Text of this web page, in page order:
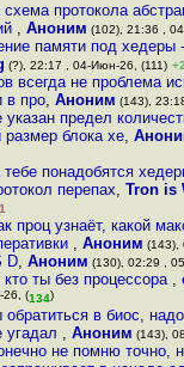
схема протокола
,Аноним (102), 21:36 ,
памяти под хедеры
(?), 22:17 , 04-Июн-26, (111) +2
всегда не проблема
в пpo, Аноним (143),
указан предел
блока хе,
тебе понадобятся
перепах,Tron is
проц узнаёт, какой
, Аноним (143),
D, Аноним (130), 02:29 ,
кто ты без процессора ,
(134)
обратиться в биос,
угадал ,Аноним (143),
не помню точно,